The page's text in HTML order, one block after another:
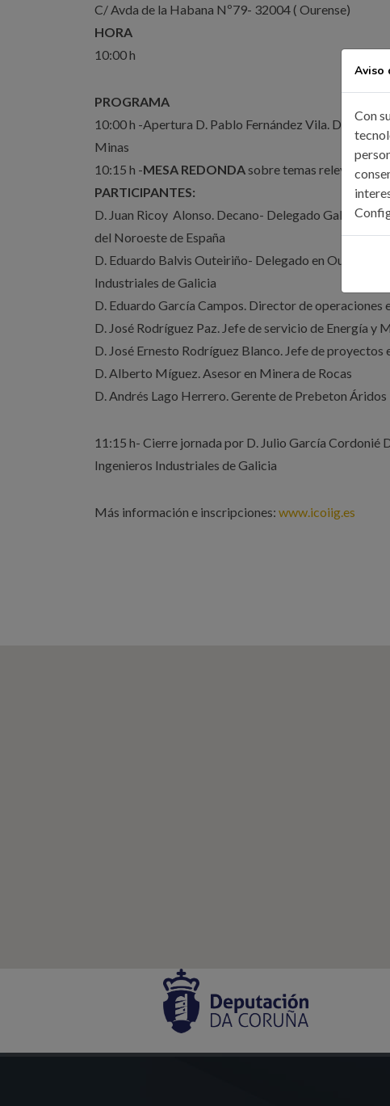
C/ Avda de la Habana Nº79- 32004 ( Ourense)
HORA
10:00 h
PROGRAMA
10:00 h -Apertura D. Pablo Fernández Vila. Director
Minas
10:15 h -MESA REDONDAsobre temas relevantes
PARTICIPANTES:
D. Juan Ricoy Alonso. Decano- Delegado Galicia
del Noroeste de España
D. Eduardo Balvis Outeiriño- Delegado en Ourense
Industriales de Galicia
D. Eduardo García Campos. Director de operaciones
D. José Rodríguez Paz. Jefe de servicio de Energía y
D. José Ernesto Rodríguez Blanco. Jefe de proyectos
D. Alberto Míguez. Asesor en Minera de Rocas
D. Andrés Lago Herrero. Gerente de Prebeton Áridos
11:15 h- Cierre jornada por D. Julio García Cordonié
Ingenieros Industriales de Galicia
Más información e inscripciones: www.icoiig.es
Aviso
Con